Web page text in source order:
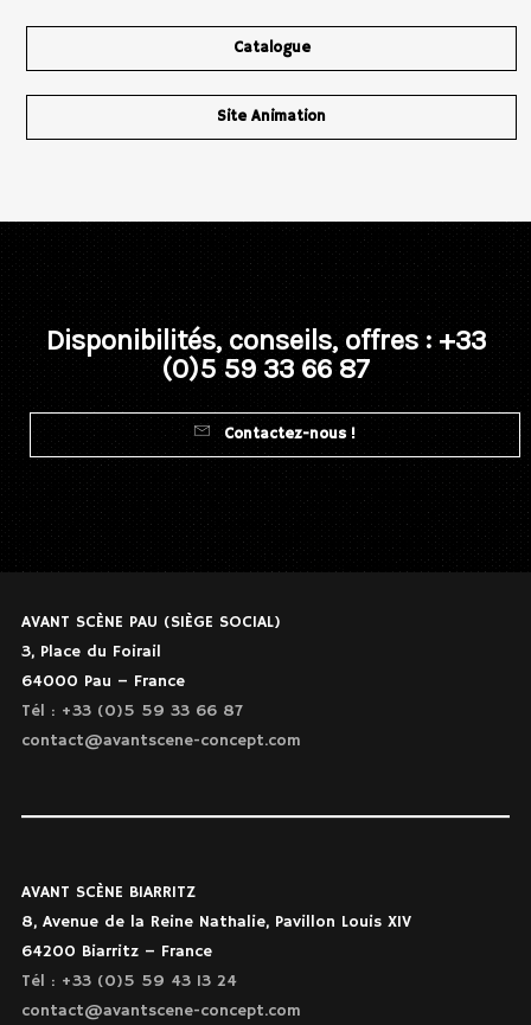
Catalogue
Site Animation
Disponibilités, conseils, offres : +33
(0)5 59 33 66 87
Contactez-nous !
AVANT SCÈNE PAU (SIÈGE SOCIAL)
3, Place du Foirail
64000 Pau – France
Tél : +33 (0)5 59 33 66 87
contact@avantscene-concept.com
AVANT SCÈNE BIARRITZ
8, Avenue de la Reine Nathalie, Pavillon Louis XIV
64200 Biarritz – France
Tél : +33 (0)5 59 43 13 24
contact@avantscene-concept.com